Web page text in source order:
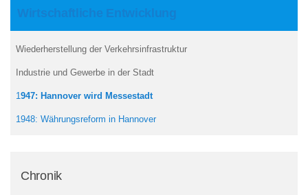
Wiederherstellung der Verkehrsinfrastruktur
Industrie und Gewerbe in der Stadt
1947: Hannover wird Messestadt
1948: Währungsreform in Hannover
Chronik